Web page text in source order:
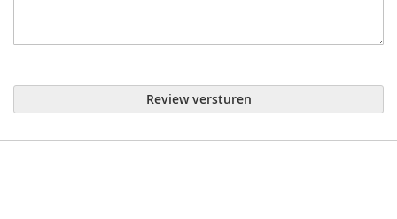
Review versturen